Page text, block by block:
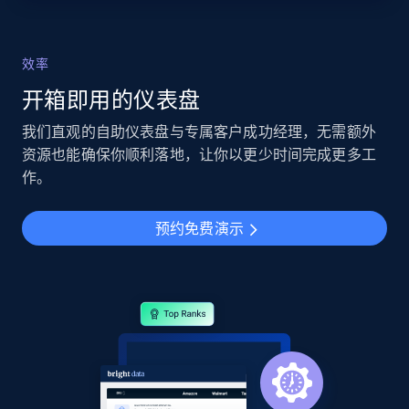
效率
开箱即用的仪表盘
我们直观的自助仪表盘与专属客户成功经理，无需额外
资源也能确保你顺利落地，让你以更少时间完成更多工
作。
预约免费演示